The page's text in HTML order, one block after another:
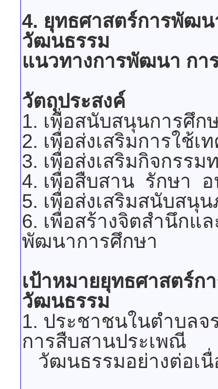
4. ยุทธศาสตร์การพัฒ
วัฒนธรรม
แนวทางการพัฒนา ก
วัตถุประสงค์
1. เพื่อสนับสนุนการศึก
2. เพื่อส่งเสริมการใช้
3. เพื่อส่งเสริมกิจกรรม
4. เพื่อสืบสาน รักษา
5. เพื่อส่งเสริมสนับส
6. เพื่อสร้างจิตสำนึกแ
พัฒนาการศึกษา
เป้าหมายยุทธศาสตร์
วัฒนธรรม
1. ประชาชนในตำบลจ
การสืบสานประเพณี
วัฒนธรรมอย่างต่อเนื่